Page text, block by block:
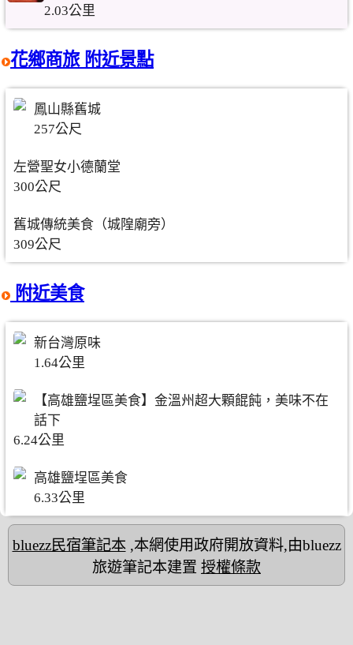
2.03公里
花鄉商旅 附近景點
鳳山縣舊城
257公尺
左營聖女小德蘭堂
300公尺
舊城傳統美食（城隍廟旁）
309公尺
附近美食
新台灣原味
1.64公里
【高雄鹽埕區美食】金溫州超大顆餛飩，美味不在
話下
6.24公里
高雄鹽埕區美食
6.33公里
bluezz民宿筆記本,本網使用政府開放資料,由bluezz
旅遊筆記本建置 授權條款